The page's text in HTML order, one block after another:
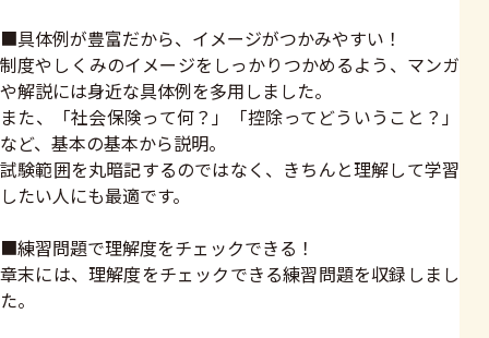
■具体例が豊富だから、イメージがつかみやすい！
制度やしくみのイメージをしっかりつかめるよう、マンガ
や解説には身近な具体例を多用しました。
また、「社会保険って何？」「控除ってどういうこと？」
など、基本の基本から説明。
試験範囲を丸暗記するのではなく、きちんと理解して学習
したい人にも最適です。
■練習問題で理解度をチェックできる！
章末には、理解度をチェックできる練習問題を収録しまし
た。